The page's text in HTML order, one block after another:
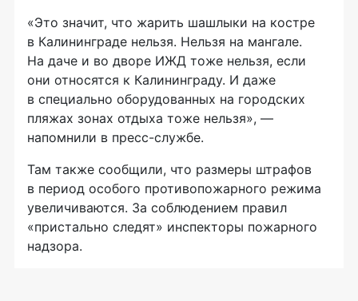
«Это значит, что жарить шашлыки на костре
в Калининграде нельзя. Нельзя на мангале.
На даче и во дворе ИЖД тоже нельзя, если
они относятся к Калининграду. И даже
в специально оборудованных на городских
пляжах зонах отдыха тоже нельзя», —
напомнили в пресс-службе.
Там также сообщили, что размеры штрафов
в период особого противопожарного режима
увеличиваются. За соблюдением правил
«пристально следят» инспекторы пожарного
надзора.